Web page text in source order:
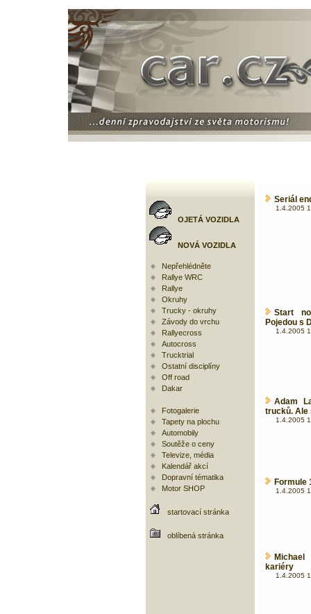
OJETÁ VOZIDLA
NOVÁ VOZIDLA
Nepřehlédněte
Rallye WRC
Rallye
Okruhy
Trucky - okruhy
Závody do vrchu
Rallyecross
Autocross
Trucktrial
Ostatní disciplíny
Off road
Dakar
Fotogalerie
Tapety na plochu
Automobily
Soutěže o ceny
Televize, média
Kalendář akcí
Dopravní tématika
Motor SHOP
startovací stránka
oblíbená stránka
Seriál
1.4.2005
Start
Pojedou s
1.4.2005
Adam
trucků. Ale
1.4.2005
Formule
1.4.2005
kariéry
1.4.2005